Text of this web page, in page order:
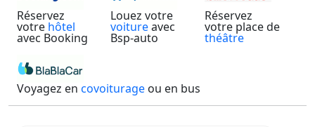
Réservez
votre hôtel
avec Booking
Louez votre
voitureavec
Bsp-auto
Réservez
votre place de
théâtre
Voyagez en covoiturage ou en bus